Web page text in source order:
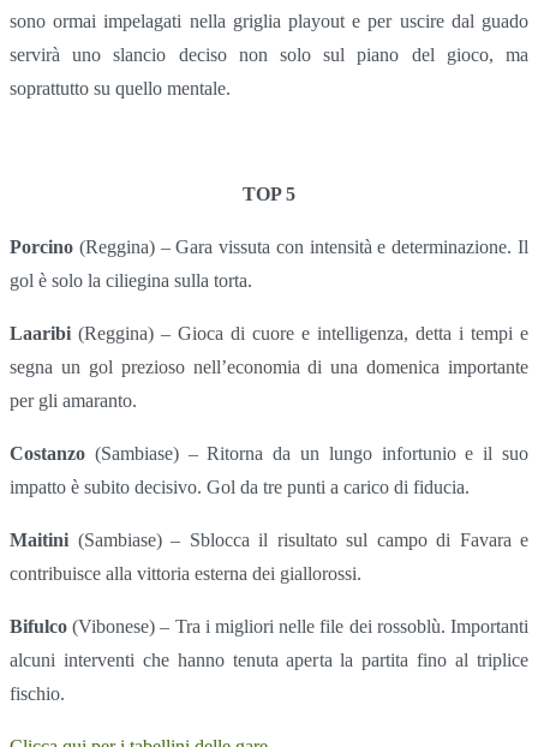
sono ormai impelagati nella griglia playout e per uscire dal guado
servirà uno slancio deciso non solo sul piano del gioco, ma
soprattutto su quello mentale.
TOP 5
Porcino (Reggina) – Gara vissuta con intensità e determinazione. Il
gol è solo la ciliegina sulla torta.
Laaribi (Reggina) – Gioca di cuore e intelligenza, detta i tempi e
segna un gol prezioso nell’economia di una domenica importante
per gli amaranto.
Costanzo (Sambiase) – Ritorna da un lungo infortunio e il suo
impatto è subito decisivo. Gol da tre punti a carico di fiducia.
Maitini (Sambiase) – Sblocca il risultato sul campo di Favara e
contribuisce alla vittoria esterna dei giallorossi.
Bifulco (Vibonese) – Tra i migliori nelle file dei rossoblù. Importanti
alcuni interventi che hanno tenuta aperta la partita fino al triplice
fischio.